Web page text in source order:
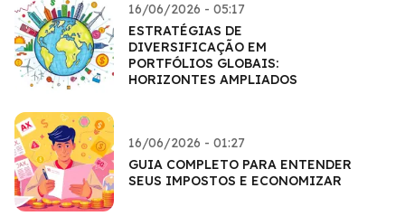
16/06/2026 - 05:17
ESTRATÉGIAS DE
DIVERSIFICAÇÃO EM
PORTFÓLIOS GLOBAIS:
HORIZONTES AMPLIADOS
16/06/2026 - 01:27
GUIA COMPLETO PARA ENTENDER
SEUS IMPOSTOS E ECONOMIZAR